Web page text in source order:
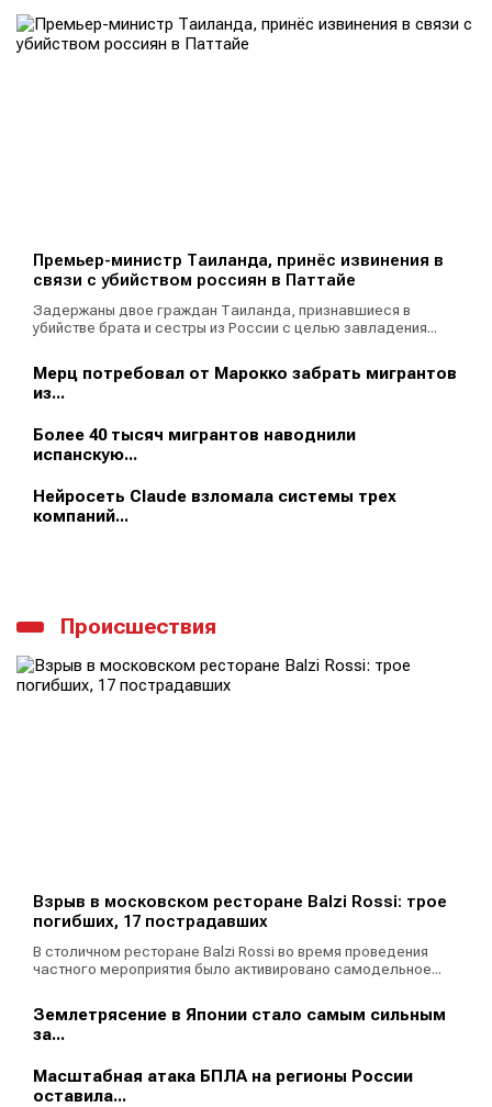
Премьер-министр Таиланда, принёс извинения в
связи с убийством россиян в Паттайе
Задержаны двое граждан Таиланда, признавшиеся в
убийстве брата и сестры из России с целью завладения...
Мерц потребовал от Марокко забрать мигрантов
из...
Более 40 тысяч мигрантов наводнили
испанскую...
Нейросеть Claude взломала системы трех
компаний...
Происшествия
Взрыв в московском ресторане Balzi Rossi: трое
погибших, 17 пострадавших
В столичном ресторане Balzi Rossi во время проведения
частного мероприятия было активировано самодельное...
Землетрясение в Японии стало самым сильным
за...
Масштабная атака БПЛА на регионы России
оставила...